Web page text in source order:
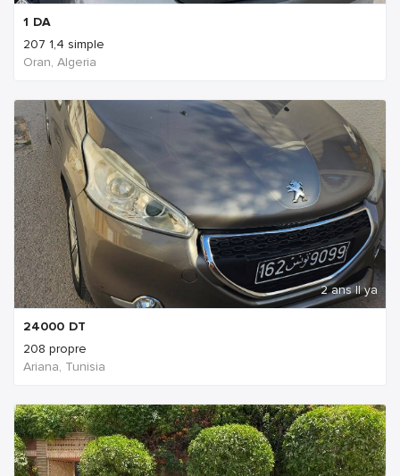
1 DA
207 1,4 simple
Oran, Algeria
2 ans Il ya
24000 DT
208 propre
Ariana, Tunisia